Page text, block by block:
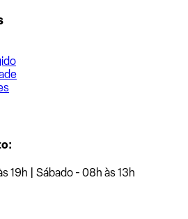
19h | Sábado - 08h às 13h